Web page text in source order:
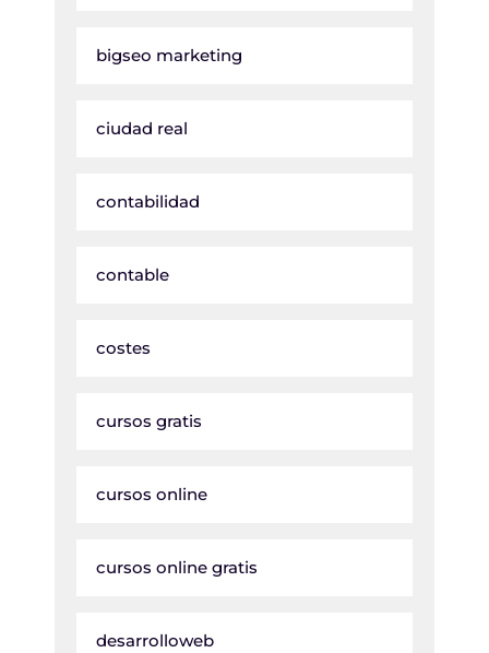
bigseo marketing
ciudad real
contabilidad
contable
costes
cursos gratis
cursos online
cursos online gratis
desarrolloweb